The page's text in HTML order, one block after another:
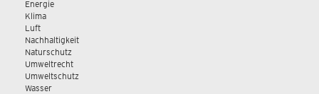
Energie
Klima
Luft
Nachhaltigkeit
Naturschutz
Umweltrecht
Umweltschutz
Wasser